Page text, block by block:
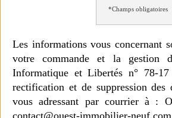
*Champs obligatoires
Les informations vous concernant
votre commande et la gestion
Informatique et Libertés n° 78-
rectification et de suppression des
vous adressant par courrier à :